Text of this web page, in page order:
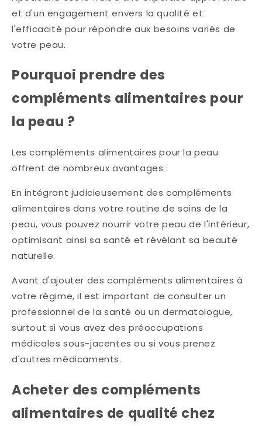
et d'un engagement envers la qualité et
l'efficacité pour répondre aux besoins variés de
votre peau.
Pourquoi prendre des
compléments alimentaires pour
la peau ?
Les compléments alimentaires pour la peau
offrent de nombreux avantages :
En intégrant judicieusement des compléments
alimentaires dans votre routine de soins de la
peau, vous pouvez nourrir votre peau de l'intérieur,
optimisant ainsi sa santé et révélant sa beauté
naturelle.
Avant d'ajouter des compléments alimentaires à
votre régime, il est important de consulter un
professionnel de la santé ou un dermatologue,
surtout si vous avez des préoccupations
médicales sous-jacentes ou si vous prenez
d'autres médicaments.
Acheter des compléments
alimentaires de qualité chez